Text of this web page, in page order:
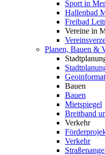
Sport in
Hallenbad
Freibad
Vereine in
Planen, Bauen &
Bauen
Bauen
Mietspiegel
Breitband
Verkehr
Verkehr